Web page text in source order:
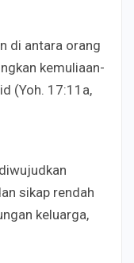
di antara orang
kemuliaan-
(Yoh. 17:11a,
sikap rendah
keluarga,